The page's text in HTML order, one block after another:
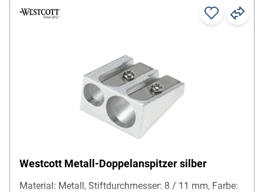
Westcott Metall-Doppelanspitzer silber
Material: Metall, Stiftdurchmesser: 8 / 11 mm, Farbe: